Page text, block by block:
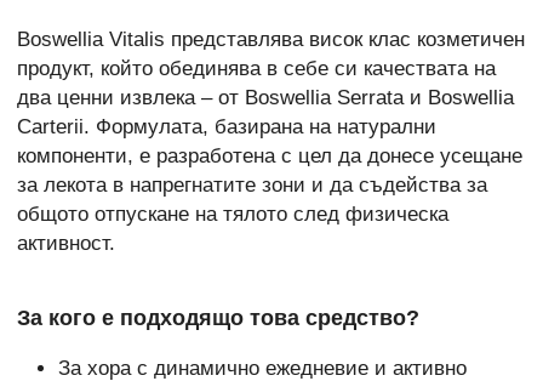
Boswellia Vitalis представлява висок клас козметичен
продукт, който обединява в себе си качествата на
два ценни извлека – от Boswellia Serrata и Boswellia
Carterii. Формулата, базирана на натурални
компоненти, е разработена с цел да донесе усещане
за лекота в напрегнатите зони и да съдейства за
общото отпускане на тялото след физическа
активност.
За кого е подходящо това средство?
За хора с динамично ежедневие и активно